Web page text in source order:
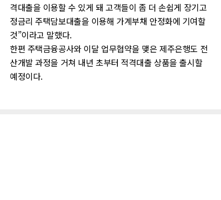
격대출을 이용할 수 있게 돼 고객들이 좀 더 손쉽게 장기고
정금리 주택담보대출을 이용해 가계부채 안정화에 기여할
것”이라고 말했다.
한편 주택금융공사와 이달 업무협약을 맺은 제주은행도 전
산개발 과정을 거쳐 내년 초부터 적격대출 상품을 출시할
예정이다.